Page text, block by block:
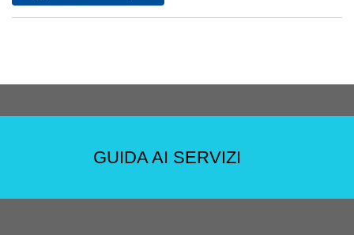
GUIDA AI SERVIZI